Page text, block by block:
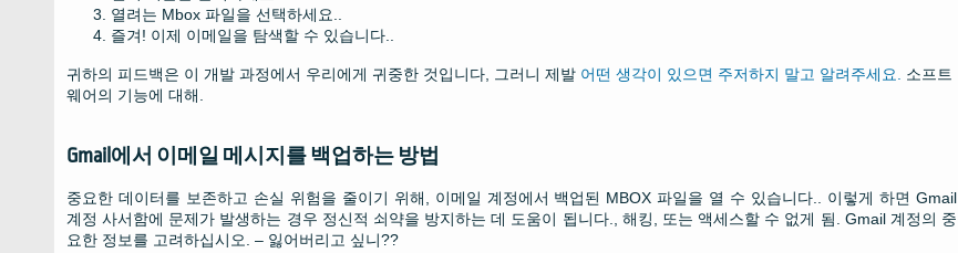
열려는 Mbox 파일을 선택하세요..
즐겨! 이제 이메일을 탐색할 수 있습니다..
귀하의 피드백은 이 개발 과정에서 우리에게 귀중한 것입니다, 그러니 제발 어떤 생각이 있으면 주저하지 말고 알려주세요.
소프트
웨어의 기능에 대해.
Gmail에서 이메일 메시지를 백업하는 방법
중요한 데이터를 보존하고 손실 위험을 줄이기 위해, 이메일 계정에서 백업된 MBOX 파일을 열 수 있습니다.. 이렇게 하면 Gmail
계정 사서함에 문제가 발생하는 경우 정신적 쇠약을 방지하는 데 도움이 됩니다., 해킹, 또는 액세스할 수 없게 됨. Gmail 계정의 중
요한 정보를 고려하십시오. – 잃어버리고 싶니??